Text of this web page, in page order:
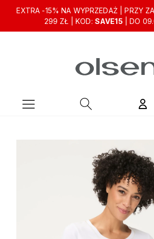
EXTRA -15% NA WYPRZEDAŻ | PRZY
299 ZŁ | KOD: SAVE15 | DO